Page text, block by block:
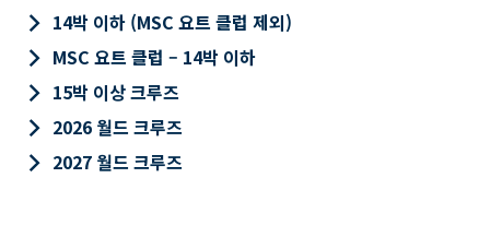
keyboard_arrow_right 14박 이하 (MSC 요트 클럽 제외)
keyboard_arrow_right MSC 요트 클럽 – 14박 이하
keyboard_arrow_right 15박 이상 크루즈
keyboard_arrow_right 2026 월드 크루즈
keyboard_arrow_right 2027 월드 크루즈